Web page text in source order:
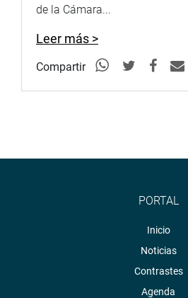
de la Cámara...
Leer más >
Compartir
PORTAL
Inicio
Noticias
Contrastes
Agenda